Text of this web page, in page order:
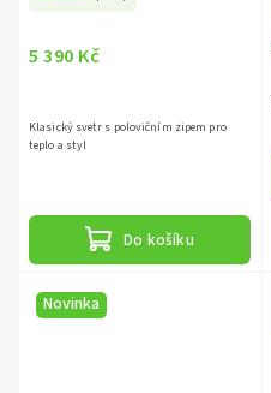
5 390 Kč
Do košíku
Klasický svetr s polovičním zipem pro
teplo a styl
Novinka